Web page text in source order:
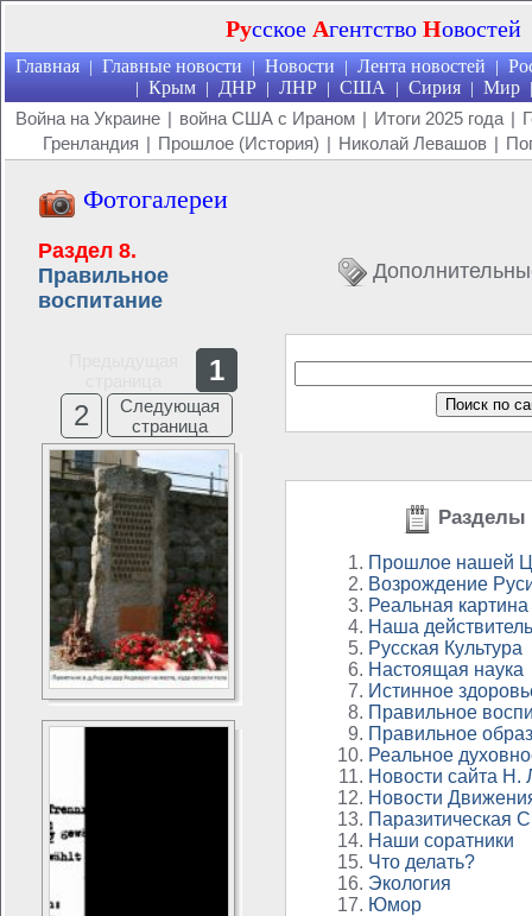
Русское Агентство Новостей
Главная | Главные новости | Новости | Лента новостей |
| Крым | ДНР | ЛНР | США | Сирия | Мир |
Война на Украине | война США с Ираном | Итоги 2025 года |
Гренландия | Прошлое (История) | Николай Левашов |
Фотогалереи
Раздел 8.
Правильное
воспитание
1
2
Следующая
страница
Разделы
Прошлое нашей
Возрождение
Реальная
Наша
Русская Культура
Настоящая наука
Истинное
Правильное
Правильное
Реальное
Новости сайта
Новости
Паразитическая
Наши соратники
Что делать?
Экология
Юмор